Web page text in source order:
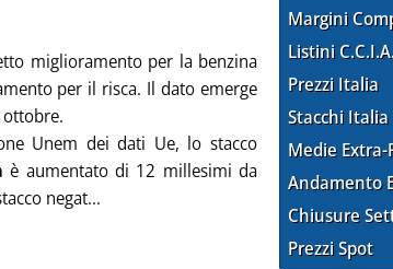
miglioramento per la benzina
per il risca. Il dato emerge
Unem dei dati Ue, lo stacco
è aumentato di 12 millesimi da
negat... Leggi tutta la notizia: '“Stacchi
Margini
Listini
Prezzi Italia
Stacchi Italia
Medie Extra-
Andamento
Chiusure
Prezzi Spot